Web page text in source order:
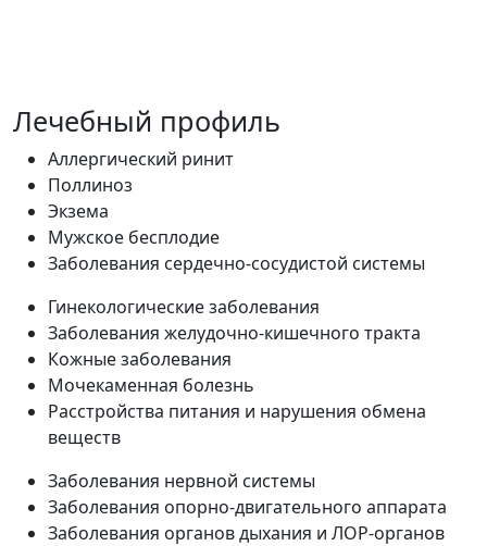
Лечебный профиль
Аллергический ринит
Поллиноз
Экзема
Мужское бесплодие
Заболевания сердечно-сосудистой системы
Гинекологические заболевания
Заболевания желудочно-кишечного тракта
Кожные заболевания
Мочекаменная болезнь
Расстройства питания и нарушения обмена
веществ
Заболевания нервной системы
Заболевания опорно-двигательного аппарата
Заболевания органов дыхания и ЛОР-органов